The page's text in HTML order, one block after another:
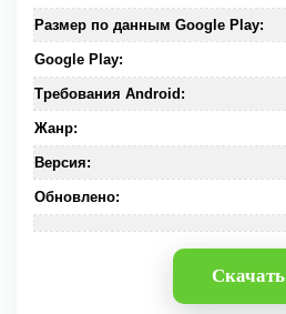
Размер по данным Google Play:
Google Play:
Требования Android:
Жанр:
Версия:
Обновлено:
Скачать